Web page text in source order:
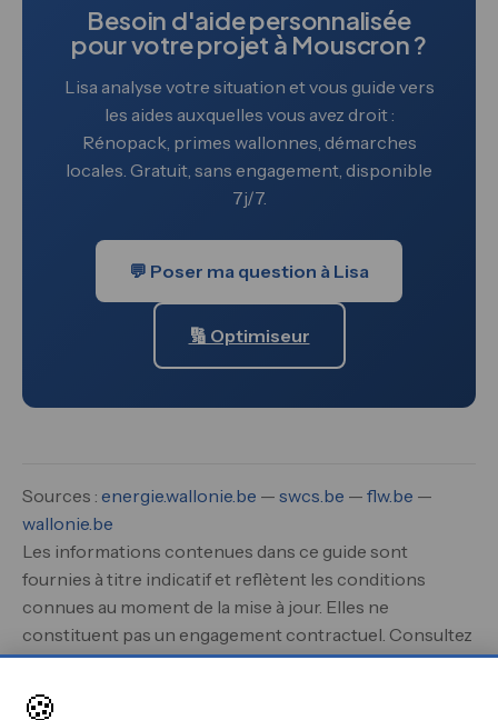
Besoin d'aide personnalisée
pour votre projet à Mouscron ?
Lisa analyse votre situation et vous guide vers
les aides auxquelles vous avez droit :
Rénopack, primes wallonnes, démarches
locales. Gratuit, sans engagement, disponible
7j/7.
💬 Poser ma question à Lisa
🔢 Optimiseur
Sources : energie.wallonie.be — swcs.be — flw.be —
wallonie.be
Les informations contenues dans ce guide sont
fournies à titre indicatif et reflètent les conditions
connues au moment de la mise à jour. Elles ne
constituent pas un engagement contractuel. Consultez
les organismes compétents pour obtenir des
informations personnalisées et à jour.
🍪